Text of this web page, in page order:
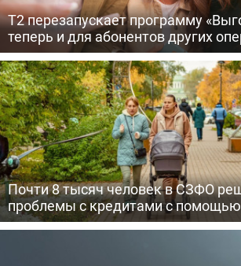
Т2 перезапускает программу
теперь и для абонентов других
Почти 8 тысяч человек в СЗФО
проблемы с кредитами с